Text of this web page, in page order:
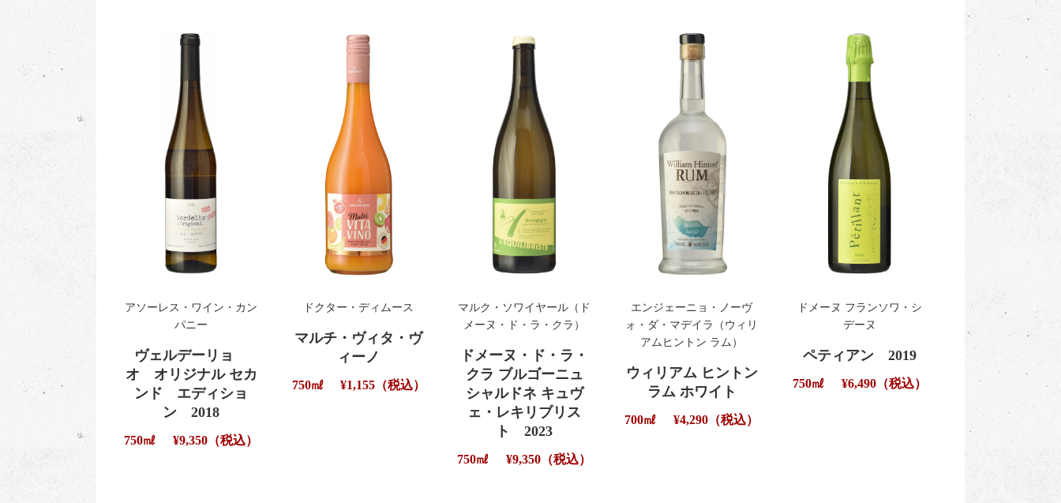
アソーレス・ワイン・カン
パニー
ヴェルデーリョ
オ オリジナル セカ
ンド エディショ
ン 2018
750㎖ ¥9,350（税込）
ドクター・ディムース
マルチ・ヴィタ・ヴ
ィーノ
750㎖ ¥1,155（税込）
マルク・ソワイヤール（ド
メーヌ・ド・ラ・クラ）
ドメーヌ・ド・ラ・
クラ ブルゴーニュ
シャルドネ キュヴ
ェ・レキリブリス
ト 2023
750㎖ ¥9,350（税込）
エンジェーニョ・ノーヴ
ォ・ダ・マデイラ（ウィリ
アムヒントン ラム）
ウィリアム ヒントン
ラム ホワイト
700㎖ ¥4,290（税込）
ドメーヌ フランソワ・シ
デーヌ
ペティアン 2019
750㎖ ¥6,490（税込）